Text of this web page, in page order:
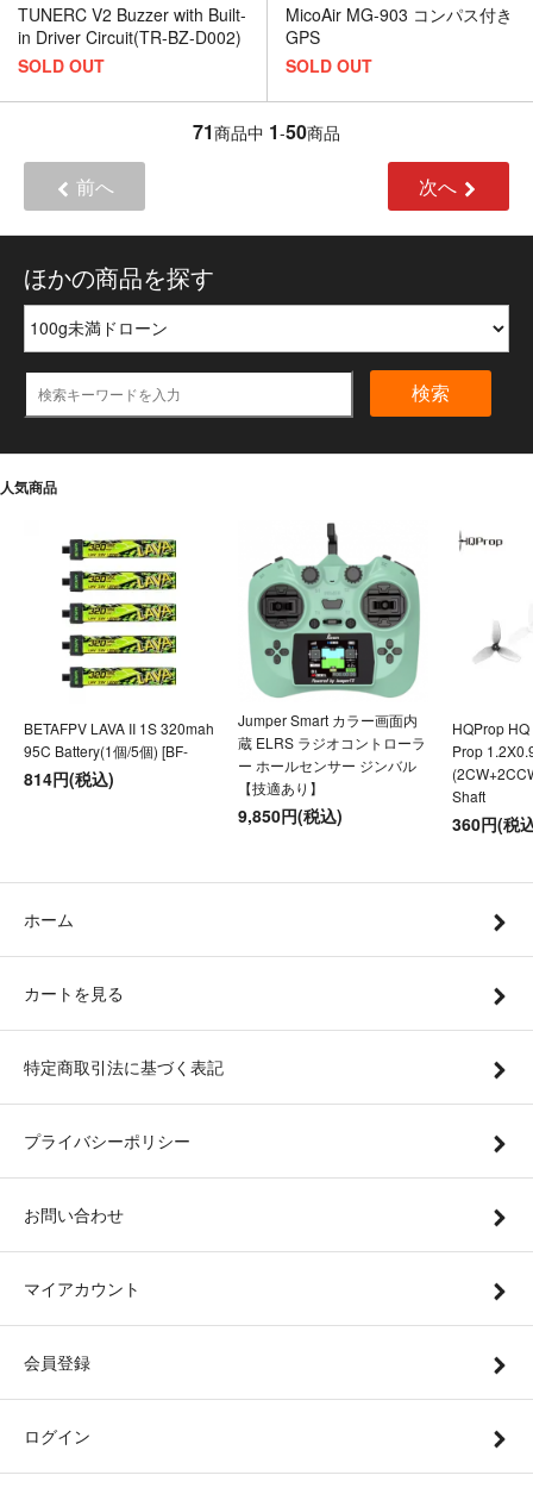
TUNERC V2 Buzzer with Built-
in Driver Circuit(TR-BZ-D002)
SOLD OUT
MicoAir MG-903 コンパス付き
GPS
SOLD OUT
71商品中 1-50商品
前へ 次へ
ほかの商品を探す
検索
人気商品
BETAFPV LAVA II 1S 320mah
95C Battery(1個/5個) [BF-
814円(税込)
Jumper Smart カラー画面内
蔵 ELRS ラジオコントローラ
ー ホールセンサー ジンバル
【技適あり】
9,850円(税込)
HQProp
Prop
Shaft
360円(税
ホーム
カートを見る
特定商取引法に基づく表記
プライバシーポリシー
お問い合わせ
マイアカウント
会員登録
ログイン